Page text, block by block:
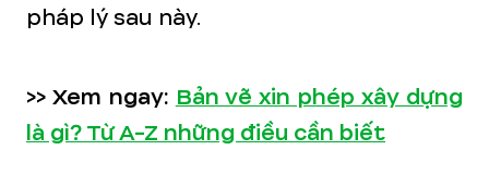
pháp lý sau này.
>> Xem ngay: Bản vẽ xin phép xây dựng
là gì? Từ A-Z những điều cần biết